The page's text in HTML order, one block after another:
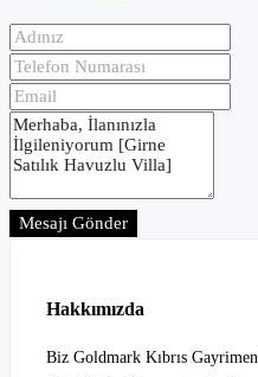
Mesajı Gönder
Hakkımızda
Biz Goldmark Kıbrıs